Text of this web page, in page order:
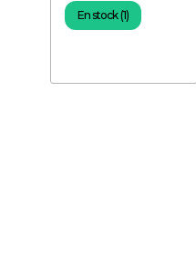
En stock (1)